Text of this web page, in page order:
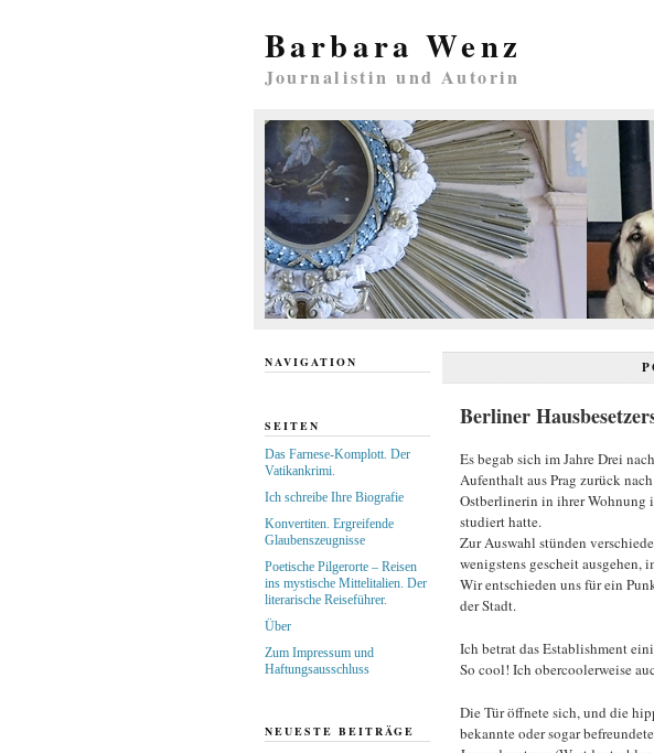
Barbara Wenz
Journalistin und Autorin
Berliner
Es begab sich im Jahre Drei
Aufenthalt aus Prag zurück
Ostberlinerin in ihrer Wohnung
studiert hatte.
Zur Auswahl stünden
wenigstens gescheit ausgehen,
Wir entschieden uns für ein
der Stadt.
Ich betrat das Establishment
So cool! Ich obercoolerweise
Die Tür öffnete sich, und die
bekannte oder sogar
NAVIGATION
SEITEN
Das Farnese-Komplott. Der
Vatikankrimi.
Ich schreibe Ihre Biografie
Konvertiten. Ergreifende
Glaubenszeugnisse
Poetische Pilgerorte – Reisen
ins mystische Mittelitalien. Der
literarische Reiseführer.
Über
Zum Impressum und
Haftungsausschluss
NEUESTE BEITRÄGE